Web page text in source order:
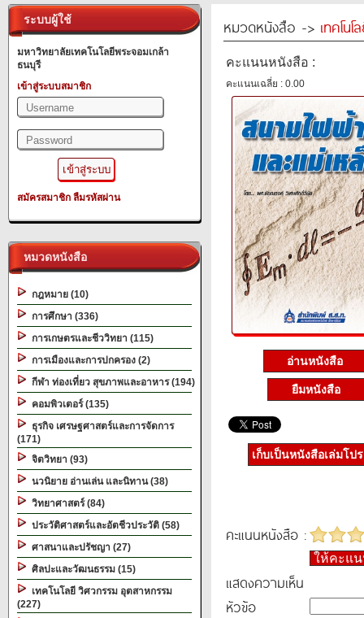
ระบบผู้ใช้
มหาวิทยาลัยเทคโนโลยีพระจอมเกล้า
ธนบุรี
เข้าสู่ระบบสมาชิก
สมัครสมาชิก ลืมรหัสผ่าน
หมวดหนังสือ
กฎหมาย (10)
การศึกษา (336)
การเกษตรและชีววิทยา (115)
การเมืองและการปกครอง (2)
กีฬา ท่องเที่ยว สุขภาพและอาหาร (194)
คอมพิวเตอร์ (135)
ธุรกิจ เศรษฐศาสตร์และการจัดการ
(171)
จิตวิทยา (93)
นวนิยาย อ่านเล่น และนิทาน (38)
วิทยาศาสตร์ (84)
ประวัติศาสตร์และอัตชีวประวัติ (58)
ศาสนาและปรัชญา (27)
ศิลปะและวัฒนธรรม (15)
เทคโนโลยี วิศวกรรม อุตสาหกรรม
(227)
หมวดหนังสือ -> เทคโน
คะแนนหนังสือ :
คะแนนเฉลี่ย : 0.00
อ่านหนังสือ
ยืมหนังสือ
เก็บเป็นหนังสือเล่มโป
คะแนนหนังสือ :
ให้คะแ
แสดงความเห็น
หัวข้อ